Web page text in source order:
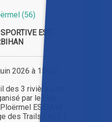
(56)
EST-
2026 à 15h30
des 3 rivières, un
par le club
ESEM et
des Trails ! Au [...]